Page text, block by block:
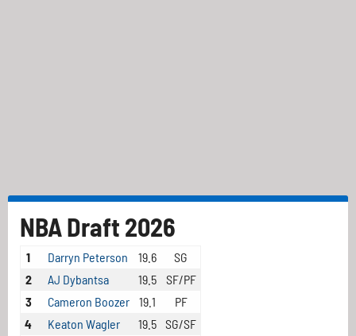
NBA Draft 2026
1 Darryn Peterson 19.6
SG
2
AJ Dybantsa 19.5
SF/PF
3
Cameron Boozer 19.1
PF
4
Keaton Wagler 19.5 SG/SF